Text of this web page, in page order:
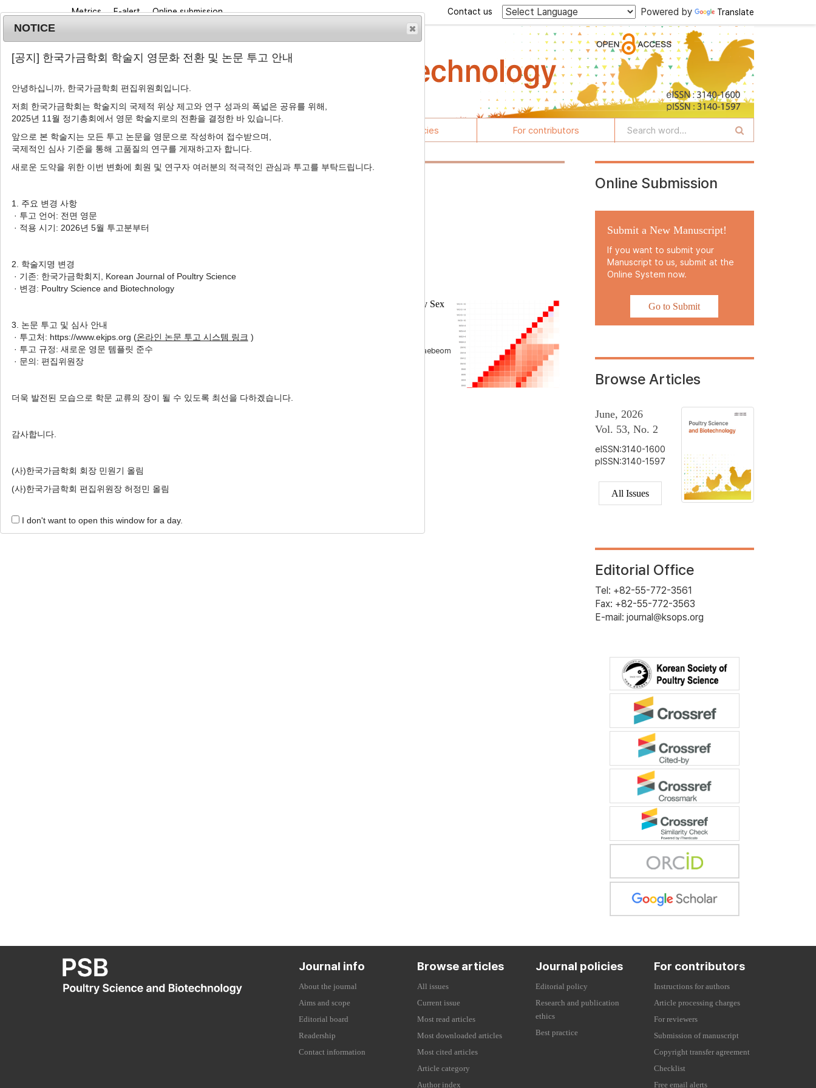
Metrics E-alert Online submission Powered by Translate
Contact us
Journal info Browse articles Journal policies For contributors
Author: Keon Park
1 Articles are founded.
A Comparative Study on the Growth Performance of Korean Indigenous Chicken Pure Line by Sex
토종닭 순계 12계통과 성별에 따른 성장능력 비교 연구
Kigon Kim , Byoungho Park
, Jaebeom
Cha
Korean J. Poult. Sci. 2021;48(4):193-206.
Online Submission
Submit a New Manuscript!
If you want to submit your
Manuscript to us, submit at the
Online System now.
Go to Submit
Browse Articles
June, 2026
Vol. 53, No. 2
eISSN:3140-1600
pISSN:3140-1597
All Issues
Editorial Office
Tel: +82-55-772-3561
Fax: +82-55-772-3563
E-mail: journal@ksops.org
Journal info
About the journal
Aims and scope
Editorial board
Readership
Contact information
Browse articles
All issues
Current issue
Most read articles
Most downloaded articles
Most cited articles
Article category
Author index
Journal policies
Editorial policy
Research and publication
ethics
Best practice
For contributors
Instructions for authors
Article processing charges
For reviewers
Submission of manuscript
Copyright transfer agreement
Checklist
Free email alerts
NOTICE
[공지] 한국가금학회 학술지 영문화 전환 및 논문 투고 안내
안녕하십니까, 한국가금학회 편집위원회입니다.
저희 한국가금학회는 학술지의 국제적 위상 제고와 연구 성과의 폭넓은 공유를 위해,
2025년 11월 정기총회에서 영문 학술지로의 전환을 결정한 바 있습니다.
앞으로 본 학술지는 모든 투고 논문을 영문으로 작성하여 접수받으며,
국제적인 심사 기준을 통해 고품질의 연구를 게재하고자 합니다.
새로운 도약을 위한 이번 변화에 회원 및 연구자 여러분의 적극적인 관심과 투고를 부탁드립니다.
1. 주요 변경 사항
· 투고 언어: 전면 영문
· 적용 시기: 2026년 5월 투고분부터
2. 학술지명 변경
· 기존: 한국가금학회지, Korean Journal of Poultry Science
· 변경: Poultry Science and Biotechnology
3. 논문 투고 및 심사 안내
· 투고처: https://www.ekjps.org (온라인 논문 투고 시스템 링크 )
· 투고 규정: 새로운 영문 템플릿 준수
· 문의: 편집위원장
더욱 발전된 모습으로 학문 교류의 장이 될 수 있도록 최선을 다하겠습니다.
감사합니다.
(사)한국가금학회 회장 민원기 올림
(사)한국가금학회 편집위원장 허정민 올림
I don't want to open this window for a day.